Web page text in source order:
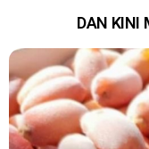
DAN KINI